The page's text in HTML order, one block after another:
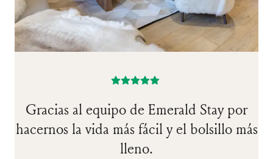
Gracias al equipo de Emerald Stay por
hacernos la vida más fácil y el bolsillo más
lleno.